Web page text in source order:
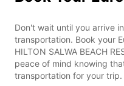
Don't wait until you arrive
transportation. Book your
HILTON SALWA BEACH
peace of mind knowing
transportation for your trip.